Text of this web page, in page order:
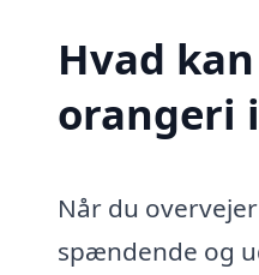
Hvad
orangeri
Når du
spændende og